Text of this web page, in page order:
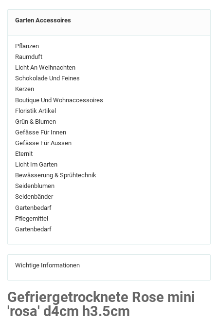
Garten Accessoires
Pflanzen
Raumduft
Licht An Weihnachten
Schokolade Und Feines
Kerzen
Boutique Und Wohnaccessoires
Floristik Artikel
Grün & Blumen
Gefässe Für Innen
Gefässe Für Aussen
Eternit
Licht Im Garten
Bewässerung & Sprühtechnik
Seidenblumen
Seidenbänder
Gartenbedarf
Pflegemittel
Gartenbedarf
Wichtige Informationen
Gefriergetrocknete Rose mini
'rosa' d4cm h3.5cm